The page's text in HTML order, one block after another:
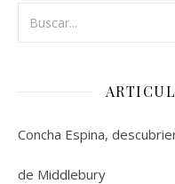
Concha Espina,
de Middlebury